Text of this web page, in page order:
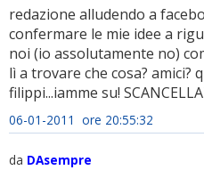
redazione alludendo a
confermare le mie idee a
noi (io assolutamente no)
lì a trovare che cosa? amici?
filippi...iamme su!
06-01-2011 ore 20:55:32
da DAsempre